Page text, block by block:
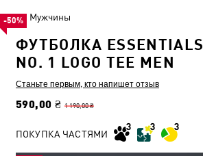
Мужчины
ФУТБОЛКА
NO. 1 LOGO TEE MEN
Станьте первым, кто напишет отзыв
590,00 ₴ 1 190,00 ₴
-50%
ПОКУПКА ЧАСТЯМИ